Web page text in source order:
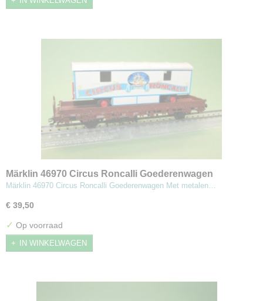
Märklin 46970 Circus Roncalli Goederenwagen
Märklin 46970 Circus Roncalli Goederenwagen Met metalen…
€ 39,50
✓ Op voorraad
IN WINKELWAGEN